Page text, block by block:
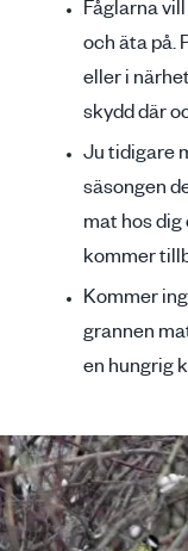
Fåglarna
och äta på.
eller i
skydd där
Ju tidigare
säsongen
mat hos
kommer
Kommer
grannen
en hungrig